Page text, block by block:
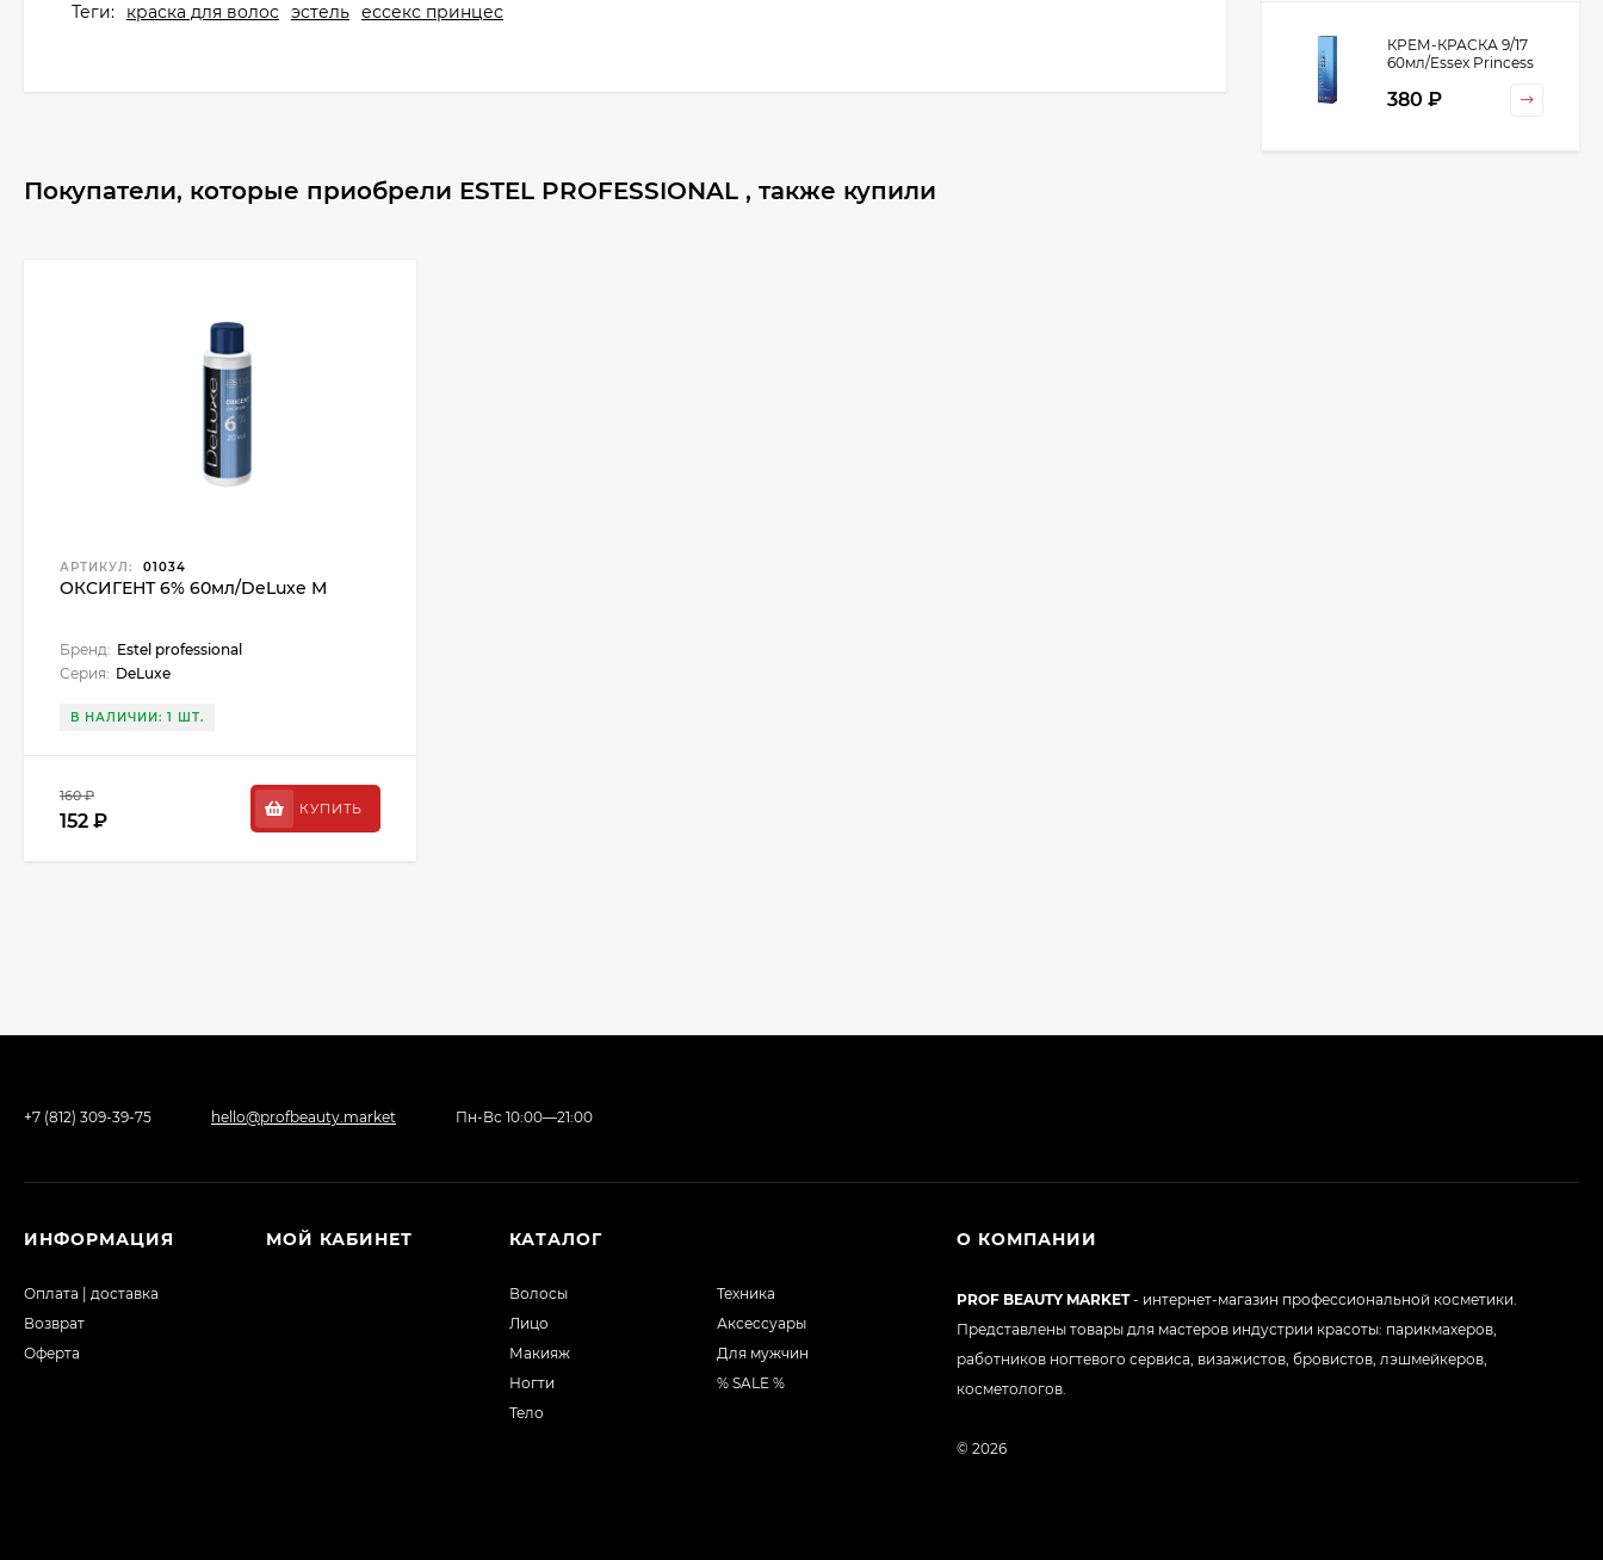
Теги: краска для волос эстель ессекс принцес
Покупатели, которые приобрели ESTEL PROFESSIONAL , также купили
АРТИКУЛ: 01034
ОКСИГЕНТ 6% 60мл/DeLuxe М
Бренд: Estel professional
Серия: DeLuxe
В НАЛИЧИИ: 1 ШТ.
160 ₽
152 ₽
КУПИТЬ
КРЕМ-КРАСКА 9/17
60мл/Essex Princess
380 ₽
+7 (812) 309-39-75 hello@profbeauty.market Пн-Вс 10:00—21:00
ИНФОРМАЦИЯ
Оплата | доставка
Возврат
Оферта
МОЙ КАБИНЕТ КАТАЛОГ
Волосы
Лицо
Макияж
Ногти
Тело
Техника
Аксессуары
Для мужчин
% SALE %
О КОМПАНИИ
PROF BEAUTY MARKET- интернет-магазин профессиональной косметики.
Представлены товары для мастеров индустрии красоты: парикмахеров,
работников ногтевого сервиса, визажистов, бровистов, лэшмейкеров,
косметологов.
© 2026